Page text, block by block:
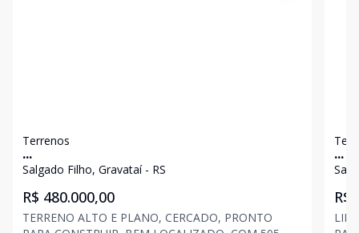
Terrenos
...
Salgado Filho, Gravataí - RS
R$ 480.000,00
TERRENO ALTO E PLANO, CERCADO, PRONTO
...
R$